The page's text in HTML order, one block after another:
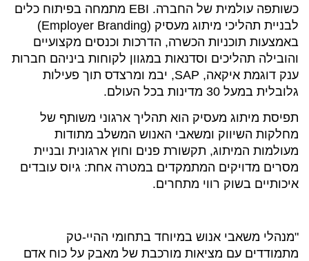
כשותפה עולמית של החברה. EBI מתמחה בפיתוח כלים
לבניית תהליכי מיתוג מעסיק (Employer Branding)
באמצעות תוכניות הכשרה, הדרכות וכנסים מקצועיים
והובילה תהליכים וסדנאות במגוון לקוחות ביניהם חברות
ענק דוגמת איקאה, SAP, יבמ ומרצדס תוך פעילות
גלובלית במעל 30 מדינות בכל העולם.
תפיסת מיתוג מעסיק הוא תהליך ארגוני משותף של
מחלקות השיווק ומשאבי האנוש המשלב מתודות
מעולמות המיתוג, תקשורת פנים וחוץ ארגונית ובניית
מסרים מדויקים המתמקדים במטרה אחת: גיוס עובדים
איכותיים בשוק רווי מתחרים.
"מנהלי משאבי אנוש במיוחד בתחומי ההיי-טק
מתמודדים עם מציאות מורכבת של מאבק על כוח אדם